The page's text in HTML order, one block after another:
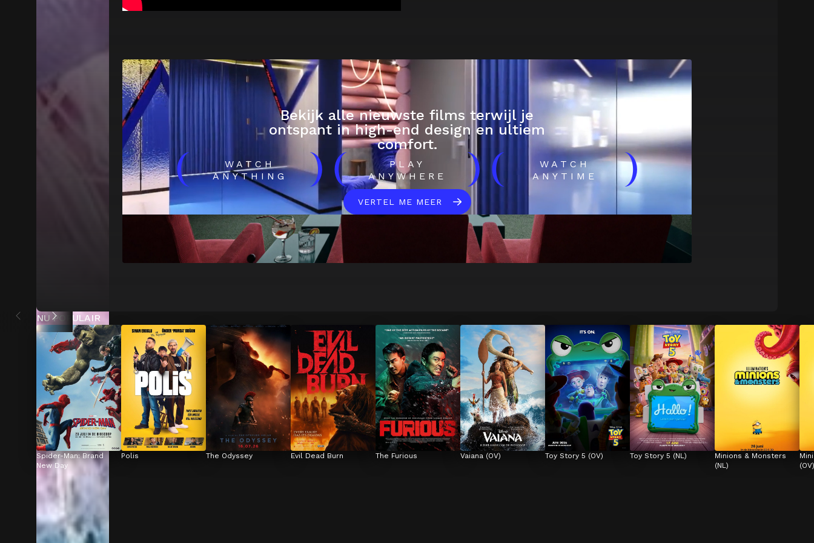
Bekijk alle nieuwste films terwijl je
ontspant in high-end design en ultiem
comfort.
(
WATCH
ANYTHING
) (
PLAY
ANYWHERE
) (
WATCH
ANYTIME
)
VERTEL ME MEER
NU POPULAIR
Spider-Man: Brand
New Day
Polis The Odyssey Evil Dead Burn The Furious Vaiana (OV) Toy Story 5 (OV) Toy Story 5 (NL)
Minions & Monsters
(NL)
(OV)